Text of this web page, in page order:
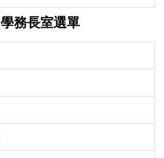
學務長室選單